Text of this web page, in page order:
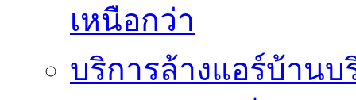
เหนือกว่า
บริการล้างแอร์บ้าน